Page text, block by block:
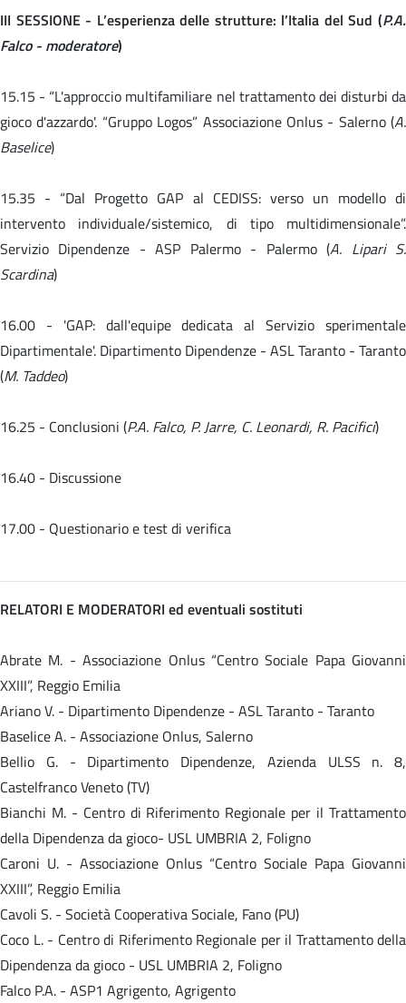
III SESSIONE - L’esperienza delle strutture: l’Italia del Sud (P.A.
Falco - moderatore)
15.15 - “L'approccio multifamiliare nel trattamento dei disturbi da
gioco d'azzardo'. “Gruppo Logos” Associazione Onlus - Salerno (A.
Baselice)
15.35 - “Dal Progetto GAP al CEDISS: verso un modello di
intervento individuale/sistemico, di tipo multidimensionale”.
Servizio Dipendenze - ASP Palermo - Palermo (A. Lipari S.
Scardina)
16.00 - 'GAP: dall'equipe dedicata al Servizio sperimentale
Dipartimentale'. Dipartimento Dipendenze - ASL Taranto - Taranto
(M. Taddeo)
16.25 - Conclusioni (P.A. Falco, P. Jarre, C. Leonardi, R. Pacifici)
16.40 - Discussione
17.00 - Questionario e test di verifica
RELATORI E MODERATORI ed eventuali sostituti
Abrate M. - Associazione Onlus “Centro Sociale Papa Giovanni
XXIII”, Reggio Emilia
Ariano V. - Dipartimento Dipendenze - ASL Taranto - Taranto
Baselice A. - Associazione Onlus, Salerno
Bellio G. - Dipartimento Dipendenze, Azienda ULSS n. 8,
Castelfranco Veneto (TV)
Bianchi M. - Centro di Riferimento Regionale per il Trattamento
della Dipendenza da gioco- USL UMBRIA 2, Foligno
Caroni U. - Associazione Onlus “Centro Sociale Papa Giovanni
XXIII”, Reggio Emilia
Cavoli S. - Società Cooperativa Sociale, Fano (PU)
Coco L. - Centro di Riferimento Regionale per il Trattamento della
Dipendenza da gioco - USL UMBRIA 2, Foligno
Falco P.A. - ASP1 Agrigento, Agrigento